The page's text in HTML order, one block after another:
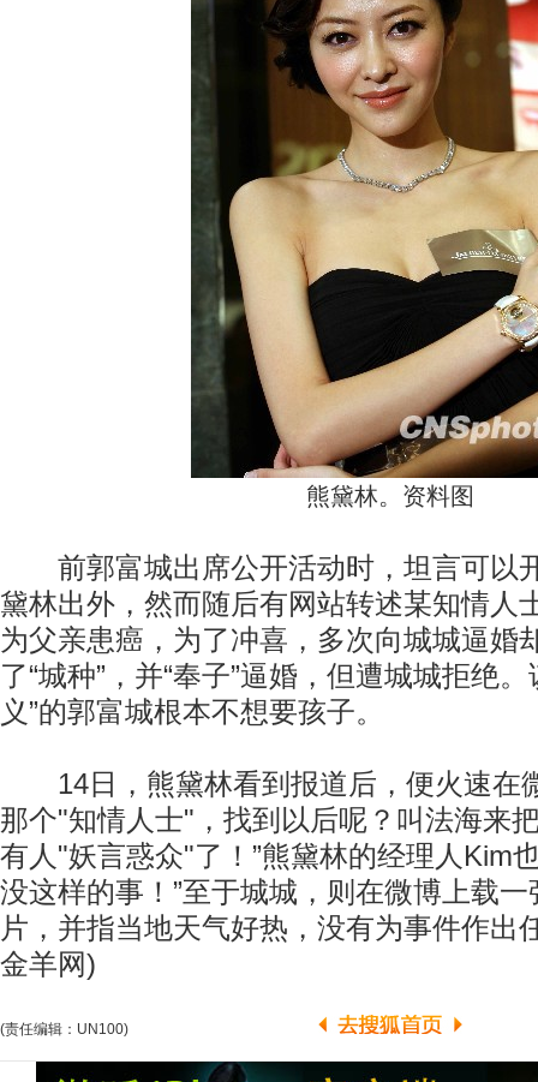
熊黛林。资料图
前郭富城出席公开活动时，坦言可以
黛林出外，然而随后有网站转述某知情人
为父亲患癌，为了冲喜，多次向城城逼婚
了“城种”，并“奉子”逼婚，但遭城城拒绝
义”的郭富城根本不想要孩子。
14日，熊黛林看到报道后，便火速在
那个"知情人士"，找到以后呢？叫法海来
有人"妖言惑众"了！”熊黛林的经理人Kim
没这样的事！”至于城城，则在微博上载
片，并指当地天气好热，没有为事件作出
金羊网)
(责任编辑：UN100)